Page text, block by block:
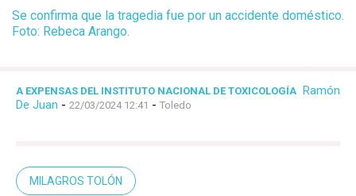
Se confirma que la tragedia fue por un accidente doméstico.
Foto: Rebeca Arango.
A EXPENSAS DEL INSTITUTO NACIONAL DE TOXICOLOGÍA Ramón
De Juan - 22/03/2024 12:41 - Toledo
MILAGROS TOLÓN